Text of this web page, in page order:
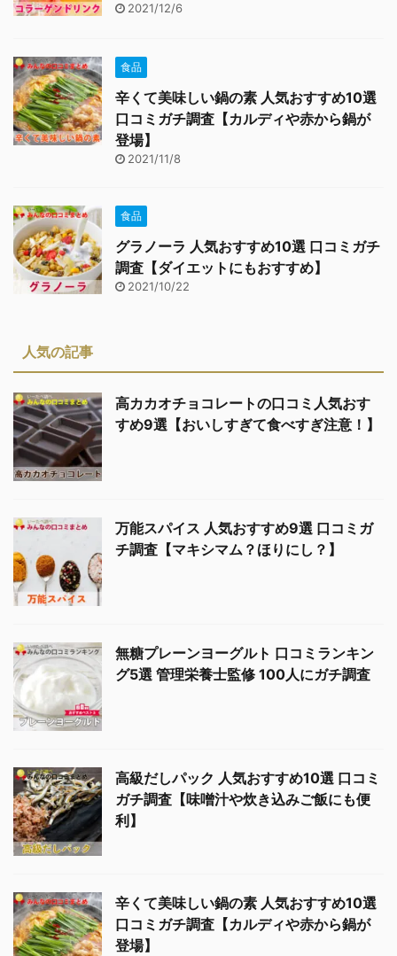
2021/12/6
食品
辛くて美味しい鍋の素 人気おすすめ10選
口コミガチ調査【カルディや赤から鍋が
登場】
2021/11/8
食品
グラノーラ 人気おすすめ10選 口コミガチ
調査【ダイエットにもおすすめ】
2021/10/22
人気の記事
高カカオチョコレートの口コミ人気おす
すめ9選【おいしすぎて食べすぎ注意！】
万能スパイス 人気おすすめ9選 口コミガ
チ調査【マキシマム？ほりにし？】
無糖プレーンヨーグルト 口コミランキン
グ5選 管理栄養士監修 100人にガチ調査
高級だしパック 人気おすすめ10選 口コミ
ガチ調査【味噌汁や炊き込みご飯にも便
利】
辛くて美味しい鍋の素 人気おすすめ10選
口コミガチ調査【カルディや赤から鍋が
登場】